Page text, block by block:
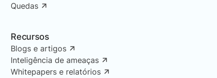
Quedas
Recursos
Blogs e artigos
Inteligência de ameaças
Whitepapers e relatórios